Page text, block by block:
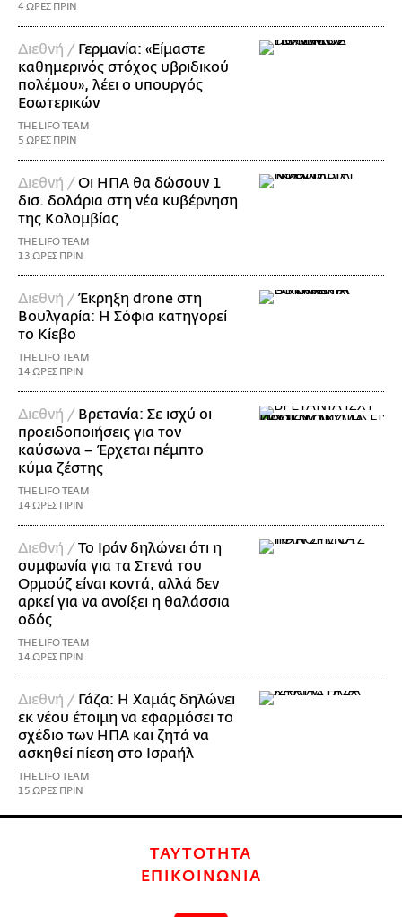
4 ΩΡΕΣ ΠΡΙΝ
Διεθνή / Γερμανία: «Είμαστε
καθημερινός στόχος υβριδικού
πολέμου», λέει ο υπουργός
Εσωτερικών
THE LIFO TEAM
5 ΩΡΕΣ ΠΡΙΝ
Διεθνή / Οι ΗΠΑ θα δώσουν 1
δισ. δολάρια στη νέα κυβέρνηση
της Κολομβίας
THE LIFO TEAM
13 ΩΡΕΣ ΠΡΙΝ
Διεθνή /Έκρηξη drone στη
Βουλγαρία: Η Σόφια κατηγορεί
το Κίεβο
THE LIFO TEAM
14 ΩΡΕΣ ΠΡΙΝ
Διεθνή / Βρετανία: Σε ισχύ οι
προειδοποιήσεις για τον
καύσωνα – Έρχεται πέμπτο
κύμα ζέστης
THE LIFO TEAM
14 ΩΡΕΣ ΠΡΙΝ
Διεθνή / Το Ιράν δηλώνει ότι η
συμφωνία για τα Στενά του
Ορμούζ είναι κοντά, αλλά δεν
αρκεί για να ανοίξει η θαλάσσια
οδός
THE LIFO TEAM
14 ΩΡΕΣ ΠΡΙΝ
Διεθνή / Γάζα: Η Χαμάς δηλώνει
εκ νέου έτοιμη να εφαρμόσει το
σχέδιο των ΗΠΑ και ζητά να
ασκηθεί πίεση στο Ισραήλ
THE LIFO TEAM
15 ΩΡΕΣ ΠΡΙΝ
ΤΑΥΤΟΤΗΤΑ
ΕΠΙΚΟΙΝΩΝΙΑ